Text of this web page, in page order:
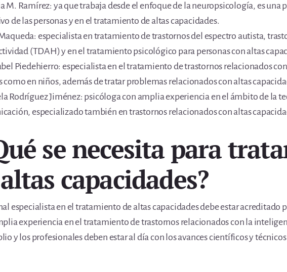
M. Ramírez: ya que trabaja desde el enfoque de la neuropsicología, es una
de las personas y en el tratamiento de altas capacidades.
especialista en tratamiento de trastornos del espectro autista,
(TDAH) y en el tratamiento psicológico para personas con altas
Piedehierro: especialista en el tratamiento de trastornos relacionados
como en niños, además de tratar problemas relacionados con altas
Rodríguez Jiménez: psicóloga con amplia experiencia en el ámbito de la
especializado también en trastornos relacionados con altas
se necesita para
capacidades?
especialista en el tratamiento de altas capacidades debe estar acreditado
experiencia en el tratamiento de trastornos relacionados con la
y los profesionales deben estar al día con los avances científicos y